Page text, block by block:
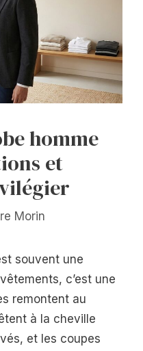
homme
et
Morin
souvent une
c’est une
remontent au
à la cheville
et les coupes